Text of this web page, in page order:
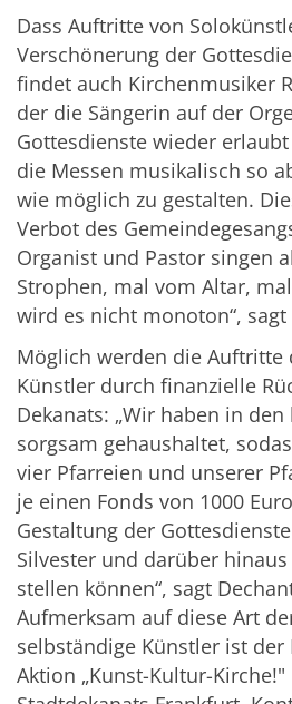
Dass Auftritte von
Verschönerung der
findet auch Kirchenmusiker
der die Sängerin auf der
Gottesdienste wieder
die Messen musikalisch so
wie möglich zu gestalten.
Verbot des
Organist und Pastor singen
Strophen, mal vom Altar,
wird es nicht monoton“,
Möglich werden die Auftritte
Künstler durch finanzielle
Dekanats: „Wir haben in den
sorgsam gehaushaltet,
vier Pfarreien und unserer
je einen Fonds von 1000
Gestaltung der
Silvester und darüber
stellen können“, sagt
Aufmerksam auf diese Art
selbständige Künstler ist
Aktion „Kunst-Kultur-